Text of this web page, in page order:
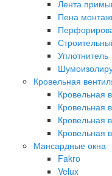
Лента
Пена
Уплотнитель
Кровельная
Кровельная
Кровельная
Кровельная
Кровельная
Мансардные окна
Fakro
Velux